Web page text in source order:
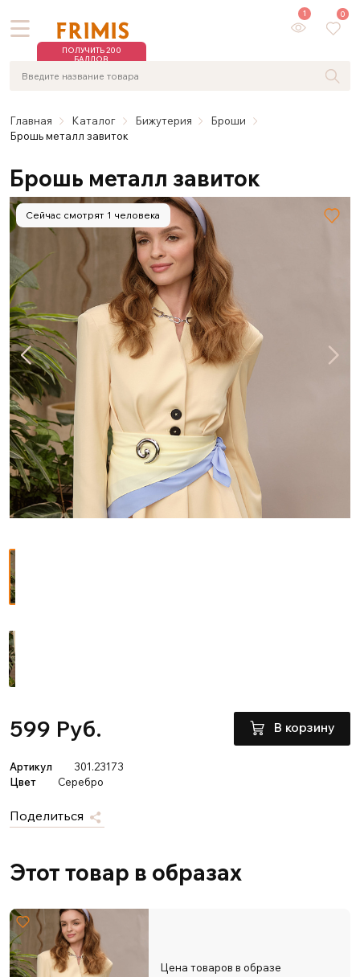
ПОЛУЧИТЬ 200
БАЛЛОВ
1 0
Главная Каталог Бижутерия
Броши
Брошь металл завиток
Брошь металл завиток
Сейчас смотрят 1 человека
599 Руб. В корзину
Артикул
301.23173
Цвет
Серебро
Поделиться
Этот товар в образах
Цена товаров в образе